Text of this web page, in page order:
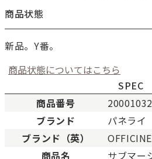
商品状態
新品。Y番。
商品状態についてはこちら
未使用 展
SPEC
商品番号
ブランド
パネライ
ブランド（英）
商品名
サブマー